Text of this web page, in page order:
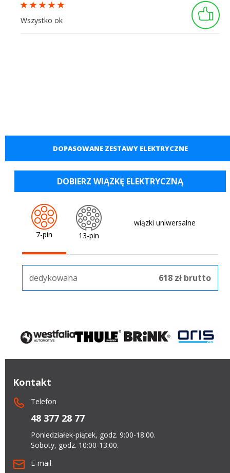
Wszystko ok
DOPASOWANE ZESTAWY ELEKTRYCZNE
DOBIERZ WIĄZKĘ ELEKTRYCZNĄ
7-pin 13-pin
wiązki uniwersalne
dedykowana 618 zł brutto
Kontakt
Telefon
48 377 28 77
Poniedziałek-piątek, godz. 9:00-18:00.
Soboty, godz. 10:00-13:00.
E-mail